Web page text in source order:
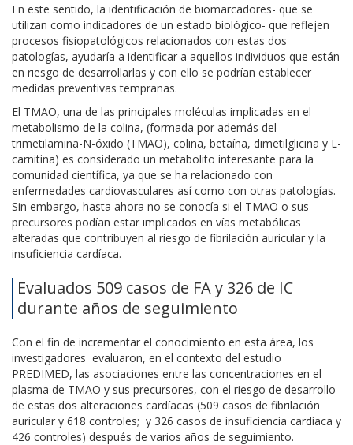
En este sentido, la identificación de biomarcadores- que se
utilizan como indicadores de un estado biológico- que reflejen
procesos fisiopatológicos relacionados con estas dos
patologías, ayudaría a identificar a aquellos individuos que están
en riesgo de desarrollarlas y con ello se podrían establecer
medidas preventivas tempranas.
El TMAO, una de las principales moléculas implicadas en el
metabolismo de la colina, (formada por además del
trimetilamina-N-óxido (TMAO), colina, betaína, dimetilglicina y L-
carnitina) es considerado un metabolito interesante para la
comunidad científica, ya que se ha relacionado con
enfermedades cardiovasculares así como con otras patologías.
Sin embargo, hasta ahora no se conocía si el TMAO o sus
precursores podían estar implicados en vías metabólicas
alteradas que contribuyen al riesgo de fibrilación auricular y la
insuficiencia cardíaca.
Evaluados 509 casos de FA y 326 de IC
durante años de seguimiento
Con el fin de incrementar el conocimiento en esta área, los
investigadores evaluaron, en el contexto del estudio
PREDIMED, las asociaciones entre las concentraciones en el
plasma de TMAO y sus precursores, con el riesgo de desarrollo
de estas dos alteraciones cardíacas (509 casos de fibrilación
auricular y 618 controles; y 326 casos de insuficiencia cardíaca y
426 controles) después de varios años de seguimiento.